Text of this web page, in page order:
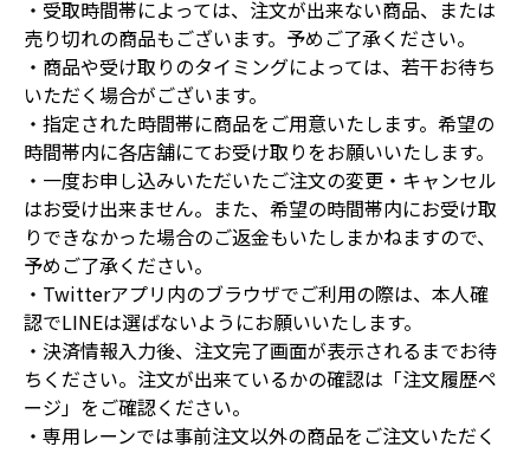
・受取時間帯によっては、注文が出来ない商品、または
売り切れの商品もございます。予めご了承ください。
・商品や受け取りのタイミングによっては、若干お待ち
いただく場合がございます。
・指定された時間帯に商品をご用意いたします。希望の
時間帯内に各店舗にてお受け取りをお願いいたします。
・一度お申し込みいただいたご注文の変更・キャンセル
はお受け出来ません。また、希望の時間帯内にお受け取
りできなかった場合のご返金もいたしまかねますので、
予めご了承ください。
・Twitterアプリ内のブラウザでご利用の際は、本人確
認でLINEは選ばないようにお願いいたします。
・決済情報入力後、注文完了画面が表示されるまでお待
ちください。注文が出来ているかの確認は「注文履歴ペ
ージ」をご確認ください。
・専用レーンでは事前注文以外の商品をご注文いただく